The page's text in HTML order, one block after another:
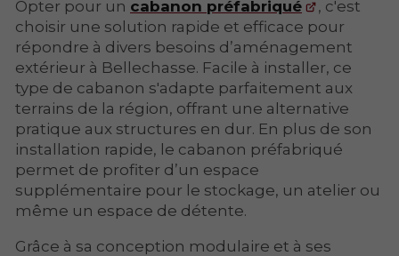
Opter pour un cabanon préfabriqué
, c'est
choisir une solution rapide et efficace pour
répondre à divers besoins d’aménagement
extérieur à Bellechasse. Facile à installer, ce
type de cabanon s'adapte parfaitement aux
terrains de la région, offrant une alternative
pratique aux structures en dur. En plus de son
installation rapide, le cabanon préfabriqué
permet de profiter d’un espace
supplémentaire pour le stockage, un atelier ou
même un espace de détente.
Grâce à sa conception modulaire et à ses